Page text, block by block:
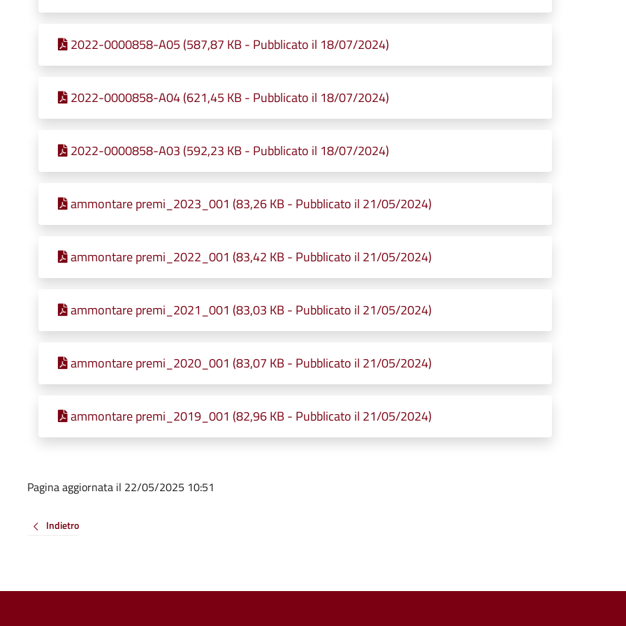
2022-0000858-A05 (587,87 KB - Pubblicato il 18/07/2024)
2022-0000858-A04 (621,45 KB - Pubblicato il 18/07/2024)
2022-0000858-A03 (592,23 KB - Pubblicato il 18/07/2024)
ammontare premi_2023_001 (83,26 KB - Pubblicato il 21/05/2024)
ammontare premi_2022_001 (83,42 KB - Pubblicato il 21/05/2024)
ammontare premi_2021_001 (83,03 KB - Pubblicato il 21/05/2024)
ammontare premi_2020_001 (83,07 KB - Pubblicato il 21/05/2024)
ammontare premi_2019_001 (82,96 KB - Pubblicato il 21/05/2024)
Pagina aggiornata il 22/05/2025 10:51
Indietro